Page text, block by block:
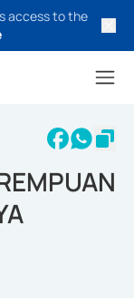
access to the